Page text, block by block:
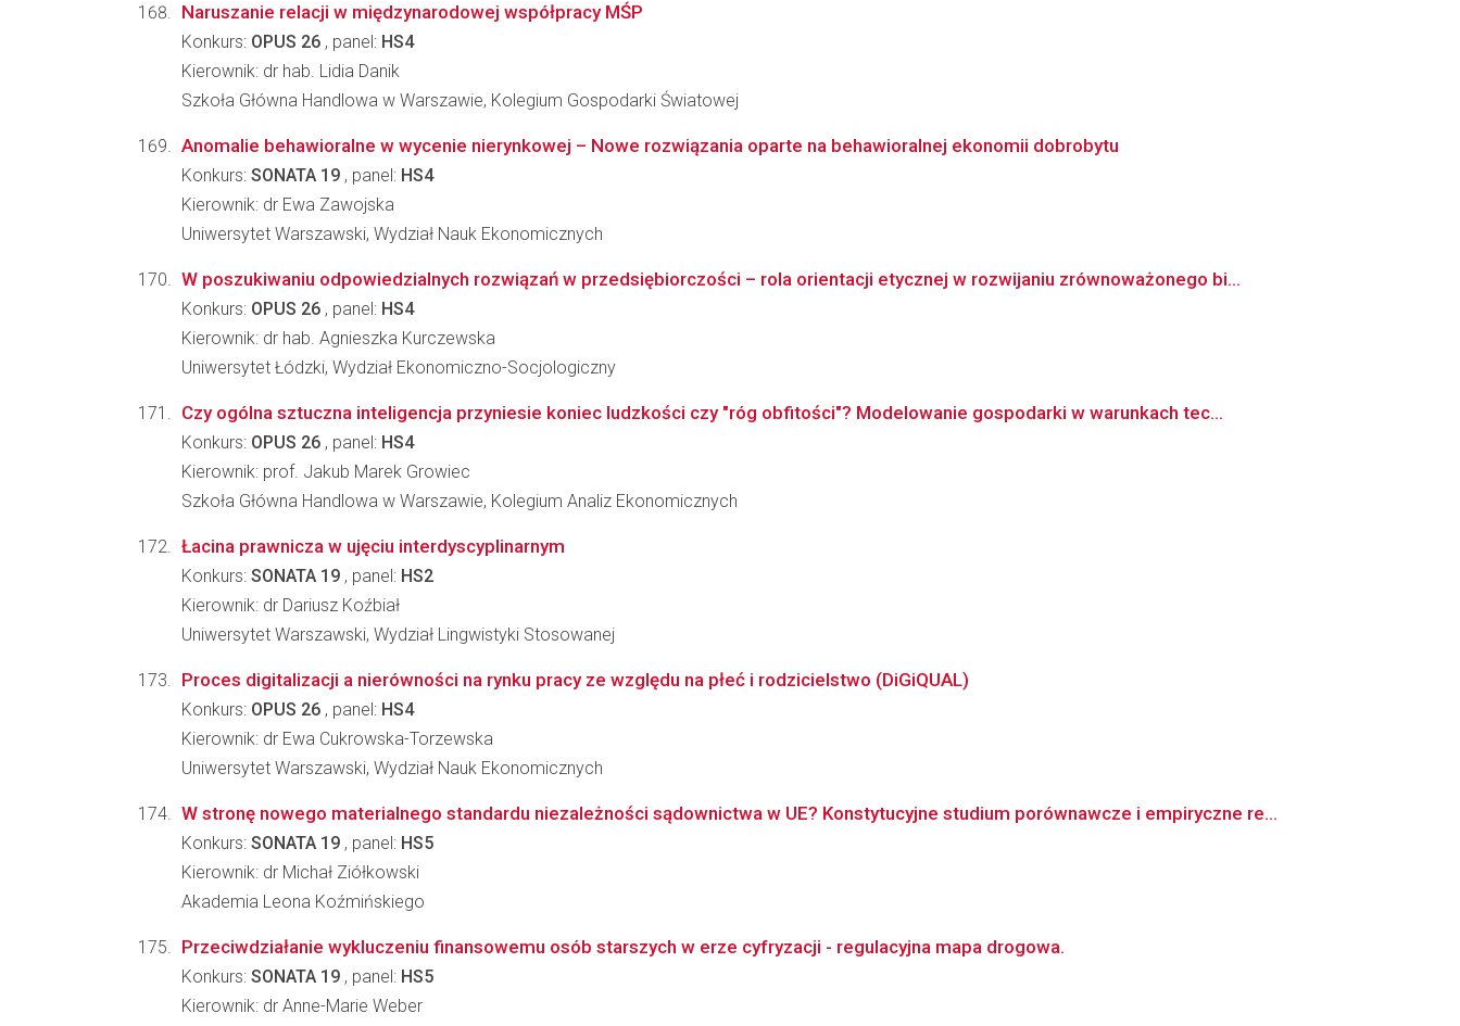
Naruszanie relacji w międzynarodowej współpracy MŚP
Konkurs: OPUS 26 , panel: HS4
Kierownik: dr hab. Lidia Danik
Szkoła Główna Handlowa w Warszawie, Kolegium Gospodarki Światowej
Anomalie behawioralne w wycenie nierynkowej – Nowe rozwiązania oparte na behawioralnej ekonomii dobrobytu
Konkurs: SONATA 19 , panel: HS4
Kierownik: dr Ewa Zawojska
Uniwersytet Warszawski, Wydział Nauk Ekonomicznych
W poszukiwaniu odpowiedzialnych rozwiązań w przedsiębiorczości – rola orientacji etycznej w rozwijaniu zrównoważonego bi...
Konkurs: OPUS 26 , panel: HS4
Kierownik: dr hab. Agnieszka Kurczewska
Uniwersytet Łódzki, Wydział Ekonomiczno-Socjologiczny
Czy ogólna sztuczna inteligencja przyniesie koniec ludzkości czy "róg obfitości"? Modelowanie gospodarki w warunkach tec...
Konkurs: OPUS 26 , panel: HS4
Kierownik: prof. Jakub Marek Growiec
Szkoła Główna Handlowa w Warszawie, Kolegium Analiz Ekonomicznych
Łacina prawnicza w ujęciu interdyscyplinarnym
Konkurs: SONATA 19 , panel: HS2
Kierownik: dr Dariusz Koźbiał
Uniwersytet Warszawski, Wydział Lingwistyki Stosowanej
Proces digitalizacji a nierówności na rynku pracy ze względu na płeć i rodzicielstwo (DiGiQUAL)
Konkurs: OPUS 26 , panel: HS4
Kierownik: dr Ewa Cukrowska-Torzewska
Uniwersytet Warszawski, Wydział Nauk Ekonomicznych
W stronę nowego materialnego standardu niezależności sądownictwa w UE? Konstytucyjne studium porównawcze i empiryczne re...
Konkurs: SONATA 19 , panel: HS5
Kierownik: dr Michał Ziółkowski
Akademia Leona Koźmińskiego
Przeciwdziałanie wykluczeniu finansowemu osób starszych w erze cyfryzacji - regulacyjna mapa drogowa.
Konkurs: SONATA 19 , panel: HS5
Kierownik: dr Anne-Marie Weber